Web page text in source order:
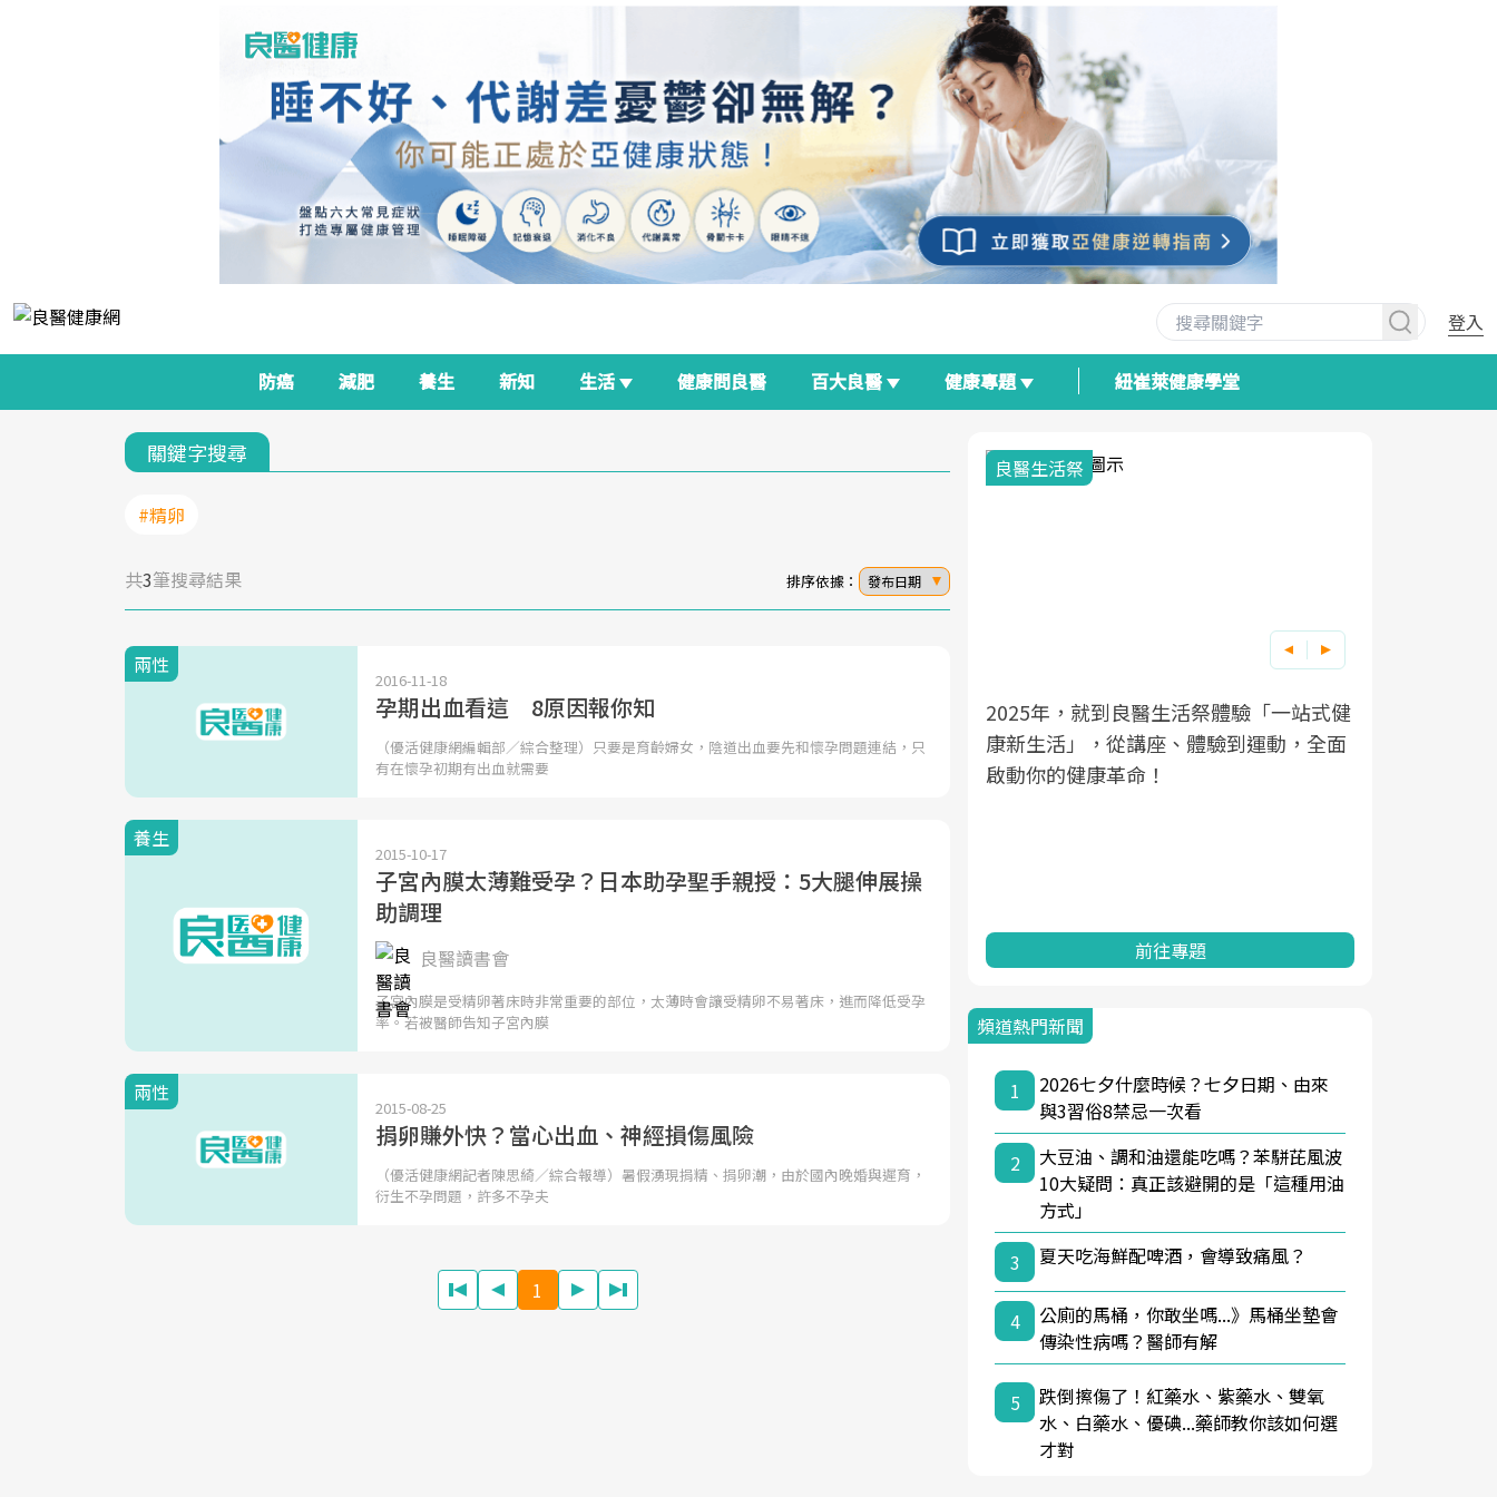
登入
防癌 減肥 養生 新知 生活 健康問良醫 百大良醫 健康專題 紐崔萊健康學堂
關鍵字搜尋
#精卵
共3筆搜尋結果 排序依據： 發布日期
兩性
2016-11-18
孕期出血看這 8原因報你知
（優活健康網編輯部／綜合整理）只要是育齡婦女，陰道出血要先和懷孕問題連結，只
有在懷孕初期有出血就需要
養生
2015-10-17
子宮內膜太薄難受孕？日本助孕聖手親授：5大腿伸展操
助調理
良醫讀書會
子宮內膜是受精卵著床時非常重要的部位，太薄時會讓受精卵不易著床，進而降低受孕
率。若被醫師告知子宮內膜
兩性
2015-08-25
捐卵賺外快？當心出血、神經損傷風險
（優活健康網記者陳思綺／綜合報導）暑假湧現捐精、捐卵潮，由於國內晚婚與遲育，
衍生不孕問題，許多不孕夫
1
面對超高齡社會的浪潮，台灣正在快速邁
向「健康照護」的新時代。隨著國家政策
務，更是民眾了解自身健康狀況、啟動健
康管理的重要起點。
良醫生活祭
2025年，就到良醫生活祭體驗「一站式健
康新生活」，從講座、體驗到運動，全面
我與健康韌性的距離
良醫健康網從「換季的身體變化」出發，
透過醫學觀點與日常感受的對話，建立對
亞健康的認知，進而引導實際的改善行
前往專題
頻道熱門新聞
1
2026七夕什麼時候？七夕日期、由來
與3習俗8禁忌一次看
2
大豆油、調和油還能吃嗎？苯駢芘風波
10大疑問：真正該避開的是「這種用油
方式」
3
夏天吃海鮮配啤酒，會導致痛風？
4
公廁的馬桶，你敢坐嗎...》馬桶坐墊會
傳染性病嗎？醫師有解
5
跌倒擦傷了！紅藥水、紫藥水、雙氧
水、白藥水、優碘...藥師教你該如何選
才對